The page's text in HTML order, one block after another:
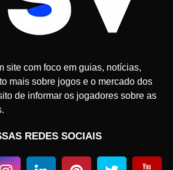
site com foco em guias, notícias,
mais sobre jogos e o mercado dos
de informar os jogadores sobre as
REDES SOCIAIS